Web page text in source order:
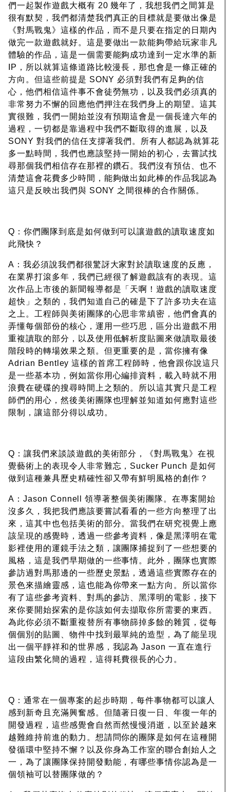
們一起製作遊戲大概有 20 幾年了，我想我們之間算是
很有默契，我們都清楚我們真正的目標就是要做出像是
《對馬戰鬼》這樣的作品，而不是只要在指定的日期內
做完一款遊戲就好。這是要做出一款能夠帶給玩家非凡
體驗的作品，這是一個需要能夠成功達到一定水準的新
IP，所以就算這條道路比較漫長，那也會是一條正確的
方向。但這些前提是 SONY 必須對我們有足夠的信
心，他們相信這件事不會徒勞無功，以及我們必須真的
非常努力不懈的回應他們押注在我們身上的期望。這其
實很難，我們一開始並沒有預期這會是一個長達六年的
過程，一切都是靠過程中我們不斷取得的進展，以及
SONY 對我們的信任支撐著我們。所有人都認為就算花
多一點時間，我們也應該堅持一開始的初心，去嘗試找
尋那個我們相信存在那裡的鑽石。我們沒有預估、也不
清楚這會花費多少時間，能夠做出如此棒的作品我認為
這只是反映出我們與 SONY 之間很棒的合作關係。
Q：你們團隊到底是如何做到可以讓遊戲的讀取速度如
此飛快？
A：我必須說我們都很驚訝大家對於讀取速度的反應，
在業界打滾多年，我們已經很了解遊戲該有的表現。這
次作品上市後的新聞報導都是「天啊！遊戲的讀取速度
超快」之類的，我們知道自己的確是下了許多功夫在這
之上。工程師與美術團隊的心思非常縝密，他們會真的
弄懂每個部份的核心，運用一些巧思，區分出遊戲不用
重複讀取的部分，以及使用低解析度貼圖來做讀取最後
階段時的轉場效果之類。但更重要的是，當你擁有像
Adrian Bentley 這樣的首席工程師時，他會跟你說這只
是一些基本功，例如當你用心編排資料，載入時就不用
浪費在硬碟的搜尋時間上之類的。所以這其實只是工程
師們的用心，然後美術團隊也理解並知道如何應對這些
限制，讓這部分得以成功。
Q：讓我們來談談遊戲的美術部分，《對馬戰鬼》在視
覺藝術上的表現令人非常難忘，Sucker Punch 是如何
做到這種兼具歷史精確性卻又帶有鮮明風格的創作？
A：Jason Connell 領導著整個美術團隊。在專案開始
沒多久，我把我們應該要嘗試看看的一些方向整理了出
來，這其中也包括美術的部分。當我們在研究視覺上應
該呈現的感覺時，透過一些參考資料，像是黑澤明在電
影裡使用的運鏡手法之類，讓團隊捕捉到了一些想要的
風格，這是我們早期做的一些事情。此外，團隊也實際
參訪過對馬那邊的一些歷史景點，透過這些實際存在的
景色來描繪靈感，這也能為你帶來一點方向。所以當你
有了這些參考資料、對馬的參訪、黑澤明的電影，接下
來你要開始探索的是你該如何去擷取你所需要的東西。
為此你必須不斷重複替所有事物篩掉多餘的雜質，從每
個個別的貼圖、物件中找到最單純的造型，為了能呈現
出一個平靜祥和的世界感，我認為 Jason 一直在進行
這段由繁化簡的過程，這得耗費很長的心力。
Q：通常在一個專案的起步時期，每件事物都可以讓人
感到新奇且充滿興奮感。但隨著日復一日、年復一年的
開發過程，這些感覺會自然而然慢慢消逝，以至於越來
越難維持前進的動力。想請問你的團隊是如何在這種開
發循環中堅持不懈？以及你身為工作室的聯合創始人之
一，為了讓團隊保持開發動能，有哪些事情你認為是一
個領袖可以替團隊做的？